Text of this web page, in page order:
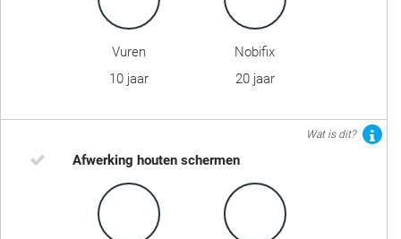
Vuren
10 jaar
Nobifix
20 jaar
Wat is dit?
Afwerking houten schermen